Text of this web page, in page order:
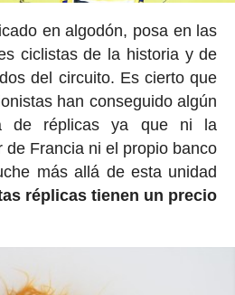
en algodón, posa en las
ciclistas de la historia y de
del circuito. Es cierto que
han conseguido algún
de réplicas ya que ni la
de Francia ni el propio banco
más allá de esta unidad
réplicas tienen un precio